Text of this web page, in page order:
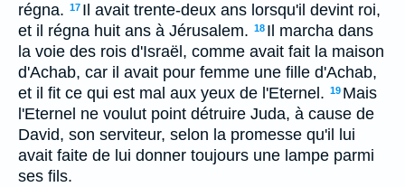
régna. 17 Il avait trente-deux ans lorsqu'il devint roi,
et il régna huit ans à Jérusalem. 18 Il marcha dans
la voie des rois d'Israël, comme avait fait la maison
d'Achab, car il avait pour femme une fille d'Achab,
et il fit ce qui est mal aux yeux de l'Eternel. 19 Mais
l'Eternel ne voulut point détruire Juda, à cause de
David, son serviteur, selon la promesse qu'il lui
avait faite de lui donner toujours une lampe parmi
ses fils.